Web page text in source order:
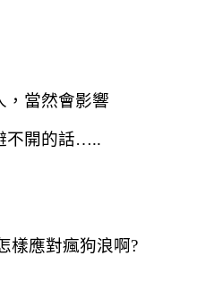
，當然會影響
不開的話…..
樣應對瘋狗浪啊?